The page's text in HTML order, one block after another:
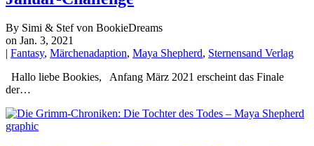
By Simi & Stef von BookieDreams
on Jan. 3, 2021
| Fantasy, Märchenadaption, Maya Shepherd, Sternensand Verlag
Hallo liebe Bookies, Anfang März 2021 erscheint das Finale
der…